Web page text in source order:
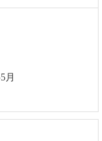
月